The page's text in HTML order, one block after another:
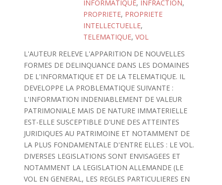
INFORMATIQUE, INFRACTION,
PROPRIETE, PROPRIETE
INTELLECTUELLE,
TELEMATIQUE, VOL
L'AUTEUR RELEVE L'APPARITION DE NOUVELLES
FORMES DE DELINQUANCE DANS LES DOMAINES
DE L'INFORMATIQUE ET DE LA TELEMATIQUE. IL
DEVELOPPE LA PROBLEMATIQUE SUIVANTE :
L'INFORMATION INDENIABLEMENT DE VALEUR
PATRIMONIALE MAIS DE NATURE IMMATERIELLE
EST-ELLE SUSCEPTIBLE D'UNE DES ATTEINTES
JURIDIQUES AU PATRIMOINE ET NOTAMMENT DE
LA PLUS FONDAMENTALE D'ENTRE ELLES : LE VOL.
DIVERSES LEGISLATIONS SONT ENVISAGEES ET
NOTAMMENT LA LEGISLATION ALLEMANDE (LE
VOL EN GENERAL, LES REGLES PARTICULIERES EN